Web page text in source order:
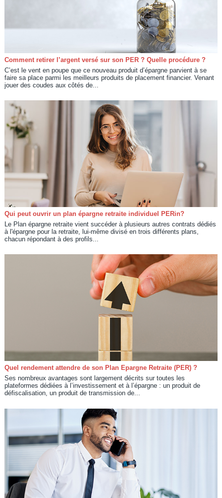
Comment retirer l’argent versé sur son PER ? Quelle procédure ?
C’est le vent en poupe que ce nouveau produit d’épargne parvient à se
faire sa place parmi les meilleurs produits de placement financier. Venant
jouer des coudes aux côtés de...
Qui peut ouvrir un plan épargne retraite individuel PERin?
Le Plan épargne retraite vient succéder à plusieurs autres contrats dédiés
à l'épargne pour la retraite, lui-même divisé en trois différents plans,
chacun répondant à des profils...
Quel rendement attendre de son Plan Epargne Retraite (PER) ?
Ses nombreux avantages sont largement décrits sur toutes les
plateformes dédiées à l’investissement et à l’épargne : un produit de
défiscalisation, un produit de transmission de...